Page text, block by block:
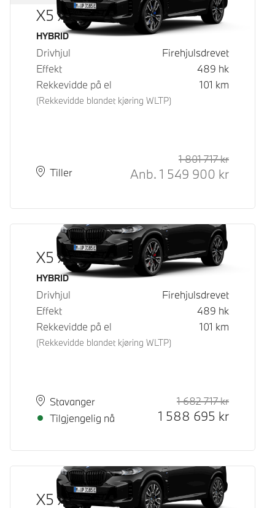
X5 xDrive50e
Drivstoff
HYBRID
Drivhjul
Firehjulsdrevet
Effekt
489 hk
Rekkevidde på el
(Rekkevidde blandet kjøring WLTP)
101 km
PlassTiller
Leveringstid
1 801 717kr
Anb. 1 549 900 kr
X5 xDrive50e
Drivstoff
HYBRID
Drivhjul
Firehjulsdrevet
Effekt
489 hk
Rekkevidde på el
(Rekkevidde blandet kjøring WLTP)
101 km
PlassStavanger
Leveringstid
Tilgjengelig nå
1 682 717kr
1 588 695 kr
X5 xDrive50e